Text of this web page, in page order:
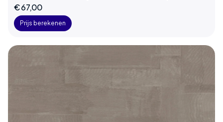
€ 67,00
Prijs berekenen